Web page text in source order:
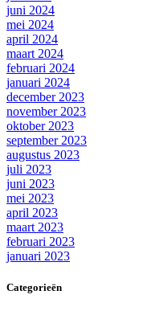
juni 2024
mei 2024
april 2024
maart 2024
februari 2024
januari 2024
december 2023
november 2023
oktober 2023
september 2023
augustus 2023
juli 2023
juni 2023
mei 2023
april 2023
maart 2023
februari 2023
januari 2023
Categorieën